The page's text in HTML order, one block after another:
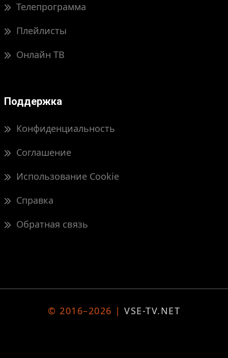
Телепрограмма
Плейлисты
Онлайн ТВ
Поддержка
Конфиденциальность
Соглашение
Использование Cookie
Справка
Обратная связь
© 2016–2026 | VSE-TV.NET